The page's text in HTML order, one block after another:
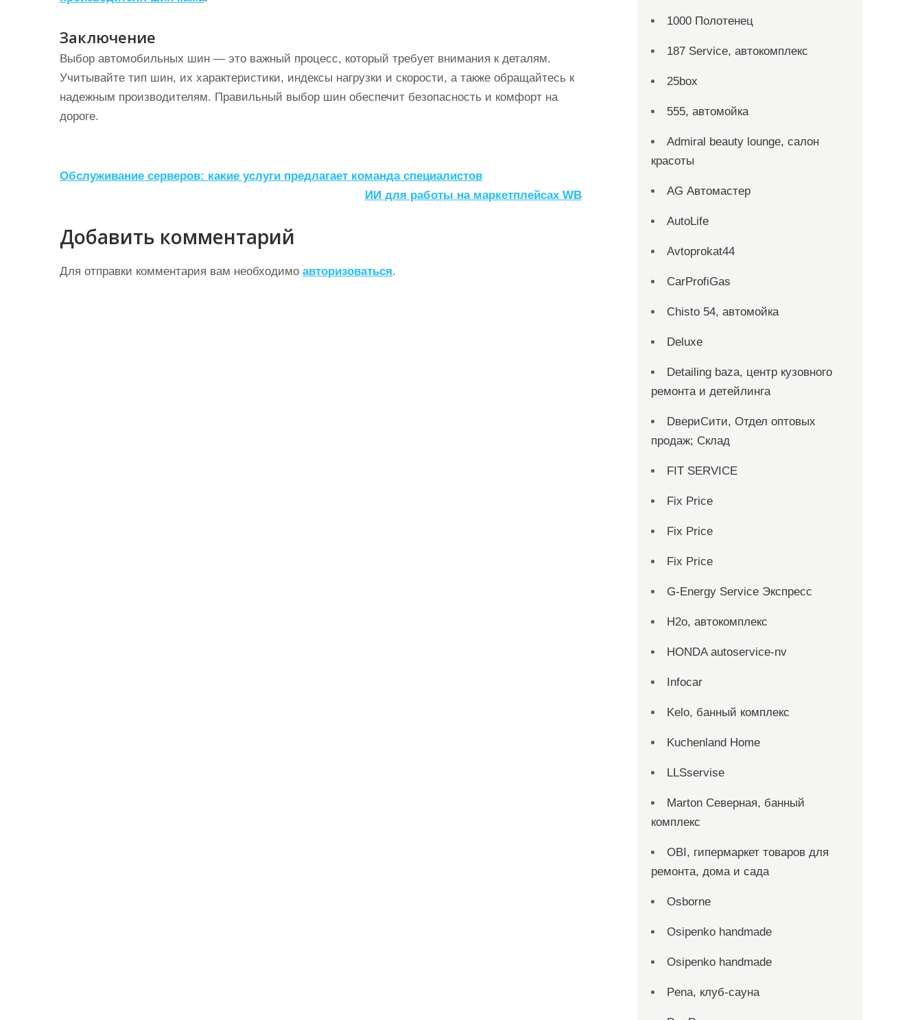
Заключение
Выбор автомобильных шин — это важный процесс, который требует внимания к деталям.
Учитывайте тип шин, их характеристики, индексы нагрузки и скорости, а также обращайтесь к
надежным производителям. Правильный выбор шин обеспечит безопасность и комфорт на
дороге.
Н
в
и
г
Обслуживание серверов: какие услуги предлагает команда специалистов
ИИ для работы на маркетплейсах WB
Добавить комментарий
Для отправки комментария вам необходимо авторизоваться.
1000 Полотенец
187 Service, автокомплекс
25box
555, автомойка
Admiral beauty lounge, салон
красоты
AG Автомастер
AutoLife
Avtoprokat44
CarProfiGas
Chisto 54, автомойка
Deluxe
Detailing baza, центр кузовного
ремонта и детейлинга
DвериСити, Отдел оптовых
продаж; Склад
FIT SERVICE
Fix Price
Fix Price
Fix Price
G-Energy Service Экспресс
H2о, автокомплекс
HONDA autoservice-nv
Infocar
Kelo, банный комплекс
Kuchenland Home
LLSservise
Marton Северная, банный
комплекс
OBI, гипермаркет товаров для
ремонта, дома и сада
Osborne
Osipenko handmade
Osipenko handmade
Pena, клуб-сауна